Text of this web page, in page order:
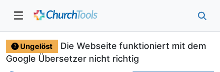
Ungelöst
Die Webseite funktioniert mit dem
Google Übersetzer nicht richtig